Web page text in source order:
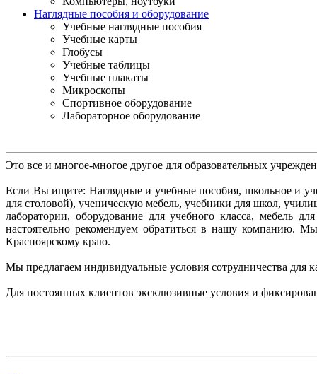
Наглядные пособия и оборудование
Учебные наглядные пособия
Учебные карты
Глобусы
Учебные таблицы
Учебные плакаты
Микроскопы
Спортивное оборудование
Лабораторное оборудование
Это все и многое-многое другое для образовательных
Если Вы ищите: Наглядные и учебные пособия, школьное и
для столовой), ученическую мебель, учебники для школ,
лаборатории, оборудование для учебного класса, мебель
настоятельно рекомендуем обратиться в нашу компанию.
Красноярскому краю.
Мы предлагаем индивидуальные условия сотрудничества
Для постоянных клиентов эксклюзивные условия и